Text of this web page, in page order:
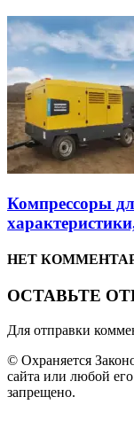
Компрессоры
НЕТ
ОСТАВЬТЕ
Для отправки
© Охраняется
сайта или любой его
запрещено.